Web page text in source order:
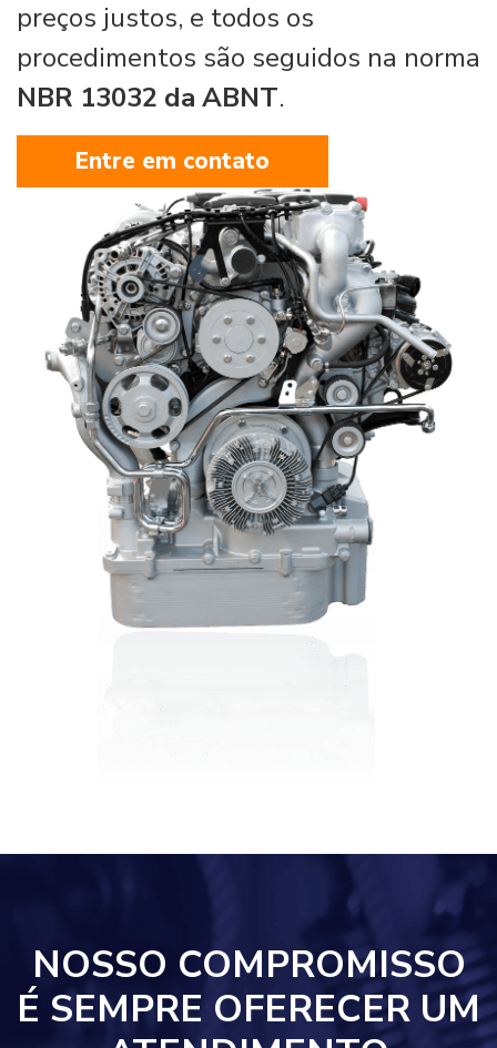
preços justos, e todos os
procedimentos são seguidos na norma
NBR 13032 da ABNT.
Entre em contato
NOSSO COMPROMISSO
É SEMPRE OFERECER UM